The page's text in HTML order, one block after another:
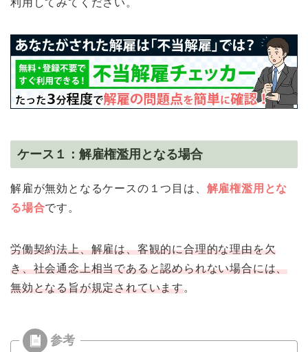
利用してみてください。
ケース１：解雇権濫用となる場合
解雇が無効となるケースの１つ目は、 解雇権濫用とな
る場合です。
労働契約法上、解雇は、客観的に合理的な理由を欠
き、社会通念上相当であると認められない場合には、
無効となる旨が規定されています。